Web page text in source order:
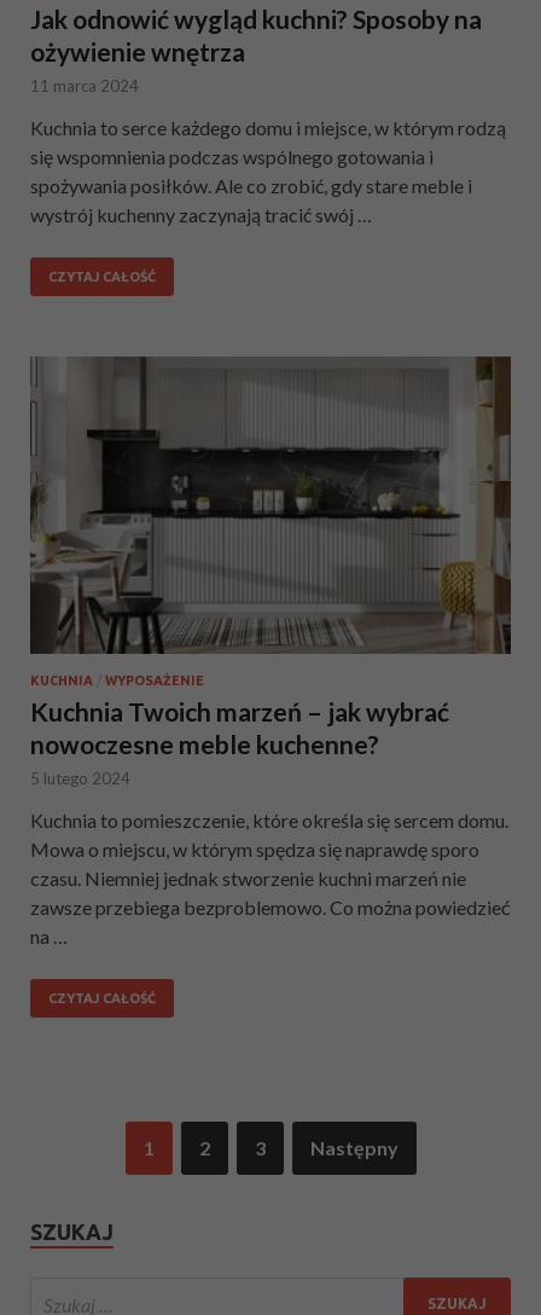
Jak odnowić wygląd kuchni? Sposoby na
ożywienie wnętrza
11 marca 2024
Kuchnia to serce każdego domu i miejsce, w którym rodzą
się wspomnienia podczas wspólnego gotowania i
spożywania posiłków. Ale co zrobić, gdy stare meble i
wystrój kuchenny zaczynają tracić swój …
CZYTAJ CAŁOŚĆ
KUCHNIA / WYPOSAŻENIE
Kuchnia Twoich marzeń – jak wybrać
nowoczesne meble kuchenne?
5 lutego 2024
Kuchnia to pomieszczenie, które określa się sercem domu.
Mowa o miejscu, w którym spędza się naprawdę sporo
czasu. Niemniej jednak stworzenie kuchni marzeń nie
zawsze przebiega bezproblemowo. Co można powiedzieć
na …
CZYTAJ CAŁOŚĆ
1 2 3 Następny
SZUKAJ